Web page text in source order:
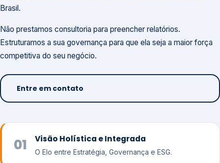
Brasil.
Não prestamos consultoria para preencher relatórios.
Estruturamos a sua governança para que ela seja a maior força
competitiva do seu negócio.
Entre em contato
01 Visão Holística e Integrada
O Elo entre Estratégia, Governança e ESG.